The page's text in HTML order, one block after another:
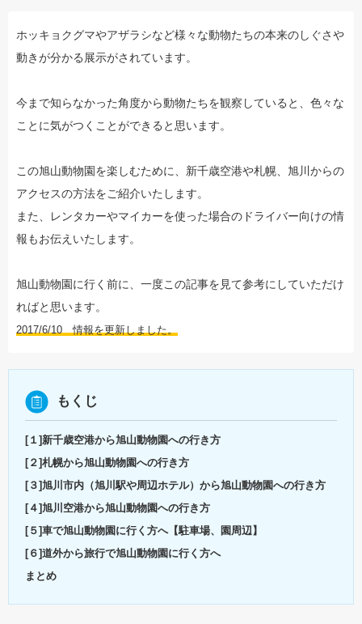
ホッキョクグマやアザラシなど様々な動物たちの本来のしぐさや
動きが分かる展示がされています。
今まで知らなかった角度から動物たちを観察していると、色々な
ことに気がつくことができると思います。
この旭山動物園を楽しむために、新千歳空港や札幌、旭川からの
アクセスの方法をご紹介いたします。
また、レンタカーやマイカーを使った場合のドライバー向けの情
報もお伝えいたします。
旭山動物園に行く前に、一度この記事を見て参考にしていただけ
ればと思います。
2017/6/10 情報を更新しました。
もくじ
[１]新千歳空港から旭山動物園への行き方
[２]札幌から旭山動物園への行き方
[３]旭川市内（旭川駅や周辺ホテル）から旭山動物園への行き方
[４]旭川空港から旭山動物園への行き方
[５]車で旭山動物園に行く方へ【駐車場、園周辺】
[６]道外から旅行で旭山動物園に行く方へ
まとめ